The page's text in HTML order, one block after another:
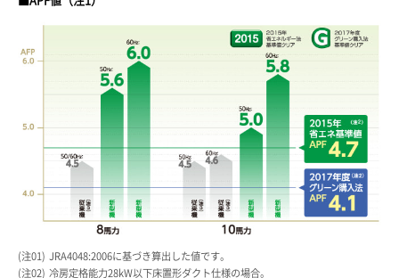
01
JRA4048:2006に基づき算出した値です。
02
冷房定格能力28kW以下床置形ダクト仕様の場合。